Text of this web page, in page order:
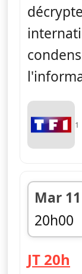
1
Mar 11
20h00
fin
JT 20h